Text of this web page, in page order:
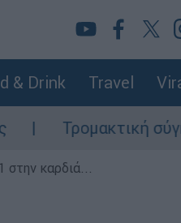
& Drink Travel
σύγκρουση
στην καρδιά...